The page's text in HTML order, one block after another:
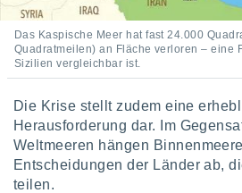
Das Kaspische Meer hat fast 24.000
Quadratmeilen) an Fläche verloren – eine
Sizilien vergleichbar ist.
Die Krise stellt zudem eine
Herausforderung dar. Im
Weltmeeren hängen
Entscheidungen der Länder ab,
teilen.